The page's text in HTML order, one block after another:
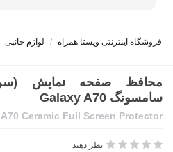
فروشگاه اینترنتی ویستا همراه / لوازم جانبی
محافظ صفحه نمایش
سامسونگ Galaxy A70
Ceramic Full Screen Protector
نظر دهید